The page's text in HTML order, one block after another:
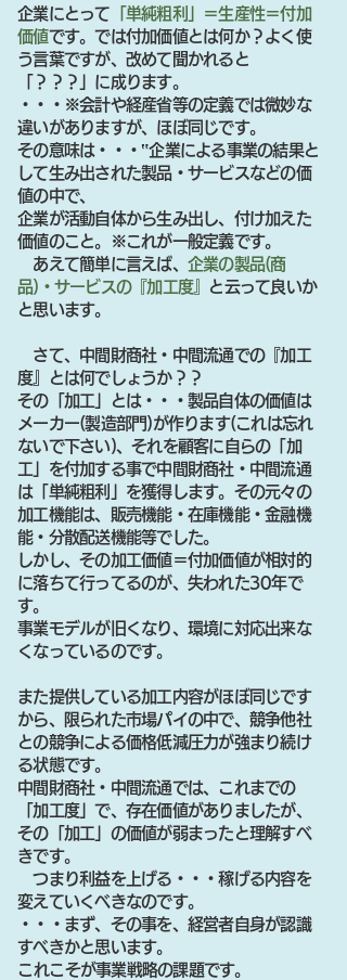
企業にとって 「単純粗利」＝生産性＝付加
価値です。では付加価値とは何か？よく使
う言葉ですが、改めて聞かれると
「？？？」に成ります。
・・・※会計や経産省等の定義では微妙な
違いがありますが、ほぼ同じです。
その意味は・・・‟企業による事業の結果と
して生み出された製品・サービスなどの価
値の中で、
企業が活動自体から生み出し、付け加えた
価値のこと。※これが一般定義です。
あえて簡単に言えば、 企業の製品(商
品)・サービスの『加工度』
と云って良いか
と思います。
さて、中間財商社・中間流通での『加工
度』とは何でしょうか？？
その「加工」とは・・・製品自体の価値は
メーカー(製造部門)が作ります(これは忘れ
ないで下さい)、それを顧客に自らの「加
工」を付加する事で中間財商社・中間流通
は「単純粗利」を獲得します。その元々の
加工機能は、販売機能・在庫機能・金融機
能・分散配送機能等でした。
しかし、その加工価値＝付加価値が相対的
に落ちて行ってるのが、失われた30年で
す。
事業モデルが旧くなり、環境に対応出来な
くなっているのです。
また提供している加工内容がほぼ同じです
から、限られた市場パイの中で、競争他社
との競争による価格低減圧力が強まり続け
る状態です。
中間財商社・中間流通では、これまでの
「加工度」で、存在価値がありましたが、
その「加工」の価値が弱まったと理解すべ
きです。
つまり利益を上げる・・・稼げる内容を
変えていくべきなのです。
・・・まず、その事を、経営者自身が認識
すべきかと思います。
​これこそが事業戦略の課題です。